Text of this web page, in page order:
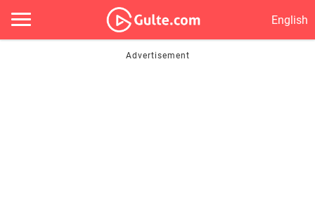
English